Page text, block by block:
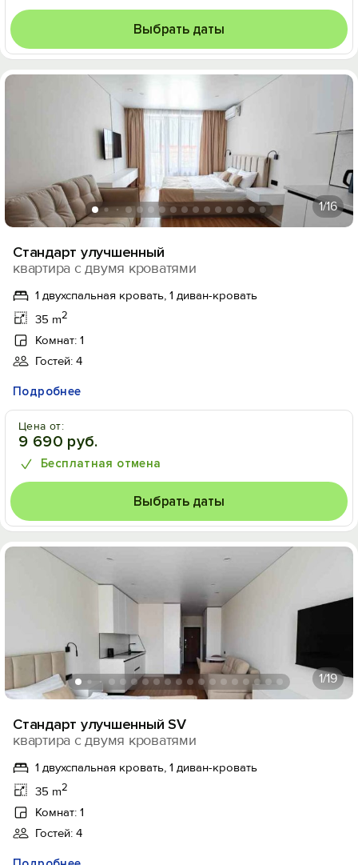
Выбрать даты
1/16
Стандарт улучшенный
квартира с двумя кроватями
1 двухспальная кровать, 1 диван-кровать
35 m2
Комнат: 1
Гостей: 4
Подробнее
Цена от:
9 690 руб.
Бесплатная отмена
Выбрать даты
1/19
Стандарт улучшенный SV
квартира с двумя кроватями
1 двухспальная кровать, 1 диван-кровать
35 m2
Комнат: 1
Гостей: 4